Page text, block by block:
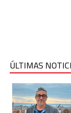
ÚLTIMAS